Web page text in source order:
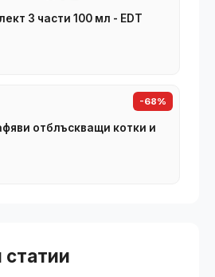
3 части 100 мл - EDT
-68%
отблъскващи котки и
статии